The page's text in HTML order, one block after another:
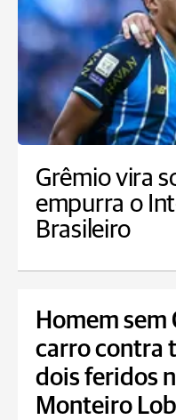
Grêmio vira
empurra o
Brasileiro
Homem sem
carro contra
dois feridos
Monteiro